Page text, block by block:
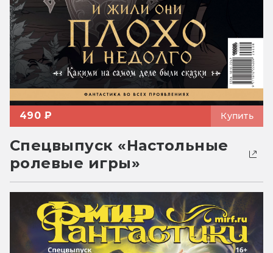
490 ₽ Купить
Спецвыпуск «Настольные
ролевые игры»